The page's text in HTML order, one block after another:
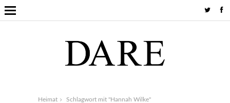
Heimat Schlagwort mit "Hannah Wilke"